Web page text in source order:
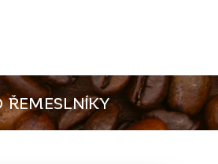
ŘEMESLNÍKY